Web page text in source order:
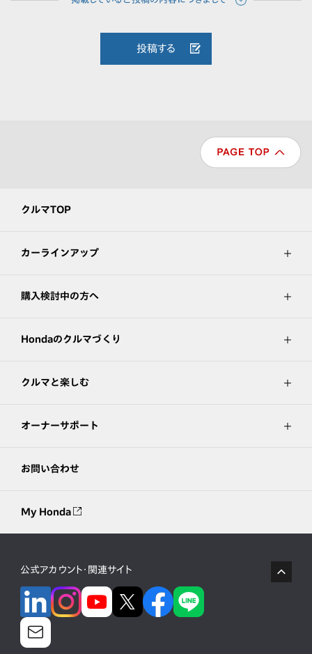
投稿する
クルマTOP
カーラインアップ
購入検討中の方へ
Hondaのクルマづくり
クルマと楽しむ
オーナーサポート
お問い合わせ
My Honda
公式アカウント・関連サイト